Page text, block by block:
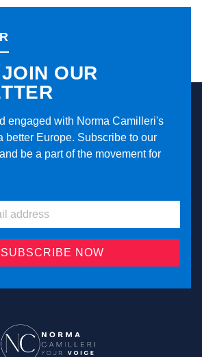
OUR
engaged with Norma Camilleri's
better Europe. Subscribe to our
be a part of the movement for
SUBSCRIBE NOW